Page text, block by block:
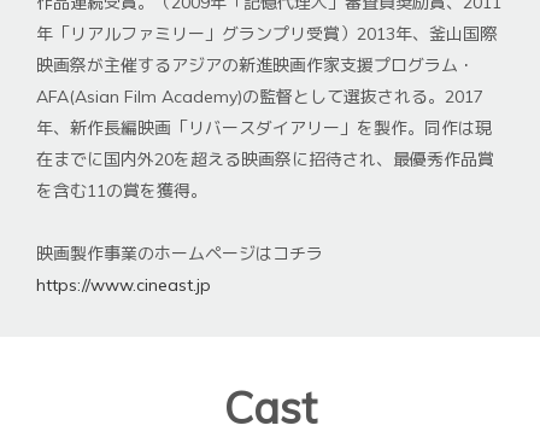
年「リアルファミリー」グランプリ受賞）2013年、釜山国際
映画祭が主催するアジアの新進映画作家支援プログラム・
AFA(Asian Film Academy)の監督として選抜される。2017
年、新作長編映画「リバースダイアリー」を製作。同作は現
在までに国内外20を超える映画祭に招待され、最優秀作品賞
を含む11の賞を獲得。
映画製作事業のホームページはコチラ
https://www.cineast.jp
Cast